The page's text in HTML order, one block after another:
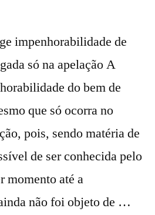
impenhorabilidade de
só na apelação A
do bem de
que só ocorra no
pois, sendo matéria de
de ser conhecida pelo
momento até a
não foi objeto de …